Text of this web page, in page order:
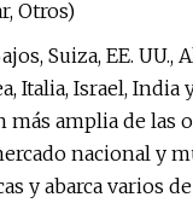
Otros)
Suiza, EE. UU.,
Italia, Israel,
amplia de las
nacional y
y abarca varios